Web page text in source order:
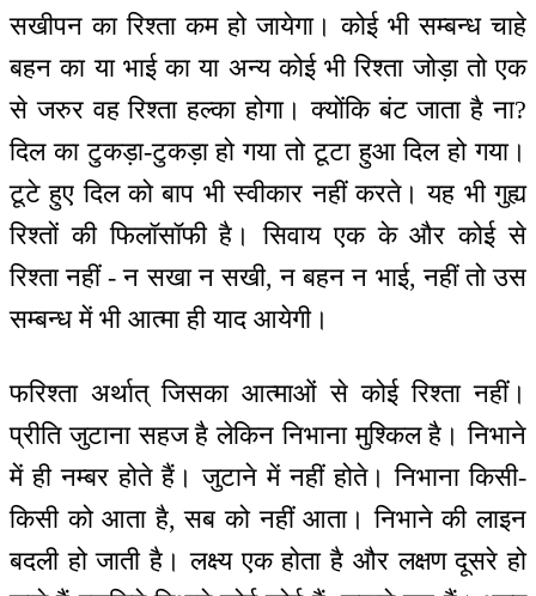
सखीपन का रिश्ता कम हो जायेगा। कोई भी सम्बन्ध चाहे
बहन का या भाई का या अन्य कोई भी रिश्ता जोड़ा तो एक
से जरुर वह रिश्ता हल्का होगा। क्योंकि बंट जाता है ना?
दिल का टुकड़ा-टुकड़ा हो गया तो टूटा हुआ दिल हो गया।
टूटे हुए दिल को बाप भी स्वीकार नहीं करते। यह भी गुह्य
रिश्तों की फिलॉसॉफी है। सिवाय एक के और कोई से
रिश्ता नहीं - न सखा न सखी, न बहन न भाई, नहीं तो उस
सम्बन्ध में भी आत्मा ही याद आयेगी।
फरिश्ता अर्थात् जिसका आत्माओं से कोई रिश्ता नहीं।
प्रीति जुटाना सहज है लेकिन निभाना मुश्किल है। निभाने
में ही नम्बर होते हैं। जुटाने में नहीं होते। निभाना किसी-
किसी को आता है, सब को नहीं आता। निभाने की लाइन
बदली हो जाती है। लक्ष्य एक होता है और लक्षण दूसरे हो